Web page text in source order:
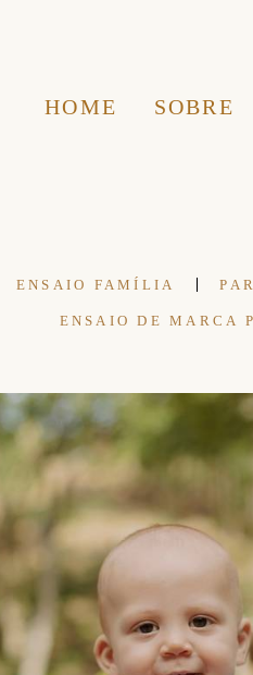
HOME SOBRE
ENSAIO FAMÍLIA
ENSAIO DE MARCA